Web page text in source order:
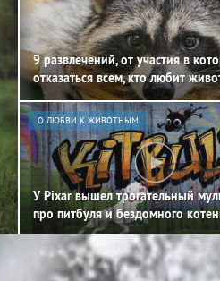
9 развлечений, от участия в
отказаться всем, кто любит
О ЛЮБВИ К ЖИВОТНЫМ
У Pixar вышел трогательный
про питбуля и бездомного